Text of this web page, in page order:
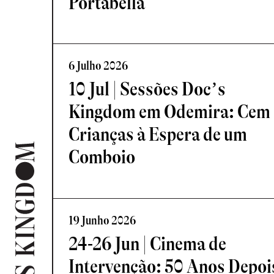
6 Julho 2026
10 Jul | Sessões Doc’s
Kingdom em Odemira: Cem
Crianças à Espera de um
Comboio
19 Junho 2026
24-26 Jun | Cinema de
Intervenção: 50 Anos